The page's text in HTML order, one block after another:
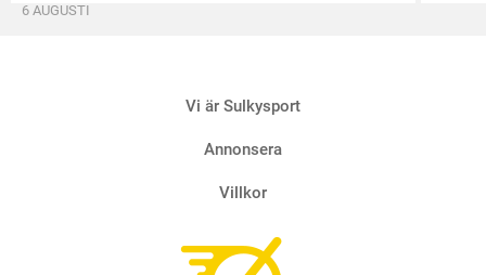
6 AUGUSTI
Vi är Sulkysport
Annonsera
Villkor